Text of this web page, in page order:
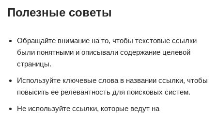
Полезные советы
Обращайте внимание на то, чтобы текстовые ссылки
были понятными и описывали содержание целевой
страницы.
Используйте ключевые слова в названии ссылки, чтобы
повысить ее релевантность для поисковых систем.
Не используйте ссылки, которые ведут на